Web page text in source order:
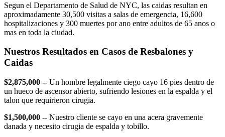
Segun el Departamento de Salud de NYC, las caidas resultan en
aproximadamente 30,500 visitas a salas de emergencia, 16,600
hospitalizaciones y 300 muertes por ano entre adultos de 65 anos o
mas en toda la ciudad.
Nuestros Resultados en Casos de Resbalones y
Caidas
$2,875,000 -- Un hombre legalmente ciego cayo 16 pies dentro de
un hueco de ascensor abierto, sufriendo lesiones en la espalda y el
talon que requirieron cirugia.
$1,500,000 -- Nuestro cliente se cayo en una acera gravemente
danada y necesito cirugia de espalda y tobillo.